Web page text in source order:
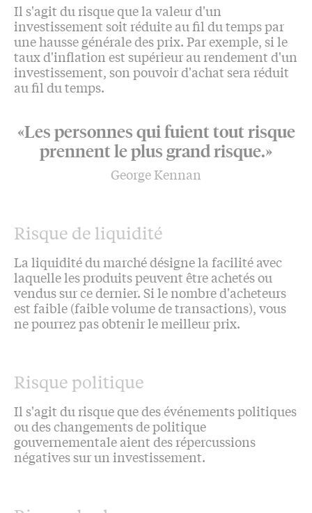
Il s'agit du risque que la valeur d'un
investissement soit réduite au fil du temps par
une hausse générale des prix. Par exemple, si le
taux d'inflation est supérieur au rendement d'un
investissement, son pouvoir d'achat sera réduit
au fil du temps.
«Les personnes qui fuient tout risque
prennent le plus grand risque.»
George Kennan
Risque de liquidité
La liquidité du marché désigne la facilité avec
laquelle les produits peuvent être achetés ou
vendus sur ce dernier. Si le nombre d'acheteurs
est faible (faible volume de transactions), vous
ne pourrez pas obtenir le meilleur prix.
Risque politique
Il s'agit du risque que des événements politiques
ou des changements de politique
gouvernementale aient des répercussions
négatives sur un investissement.